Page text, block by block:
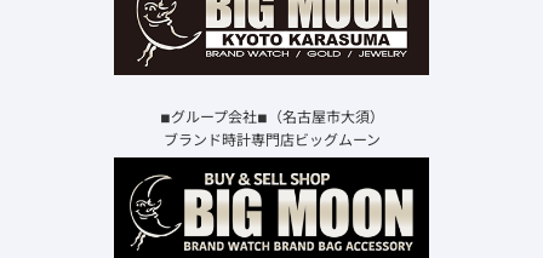
◾︎グループ会社◾︎（名古屋市大須）
ブランド時計専門店ビッグムーン